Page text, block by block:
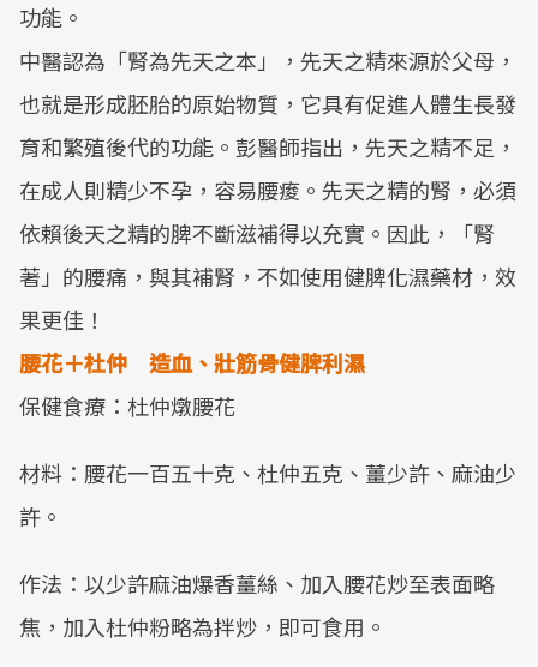
功能。
中醫認為「腎為先天之本」，先天之精來源於父母，
也就是形成胚胎的原始物質，它具有促進人體生長發
育和繁殖後代的功能。彭醫師指出，先天之精不足，
在成人則精少不孕，容易腰痠。先天之精的腎，必須
依賴後天之精的脾不斷滋補得以充實。因此，「腎
著」的腰痛，與其補腎，不如使用健脾化濕藥材，效
果更佳！
腰花＋杜仲 造血、壯筋骨健脾利濕
保健食療：杜仲燉腰花
材料：腰花一百五十克、杜仲五克、薑少許、麻油少
許。
作法：以少許麻油爆香薑絲、加入腰花炒至表面略
焦，加入杜仲粉略為拌炒，即可食用。